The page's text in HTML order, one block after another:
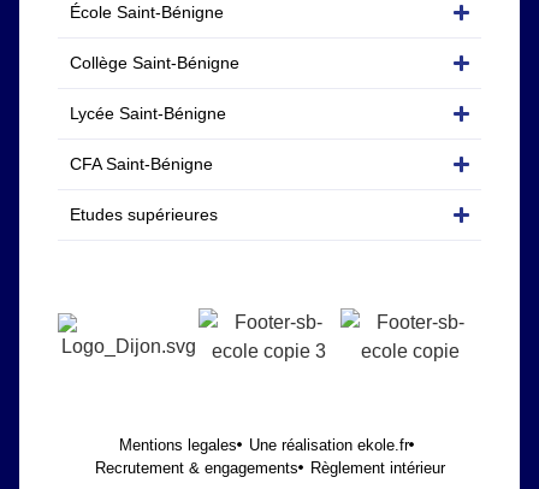
École Saint-Bénigne
Collège Saint-Bénigne
Lycée Saint-Bénigne
CFA Saint-Bénigne
Etudes supérieures
Mentions legales
Une réalisation ekole.fr
Recrutement & engagements
Règlement intérieur